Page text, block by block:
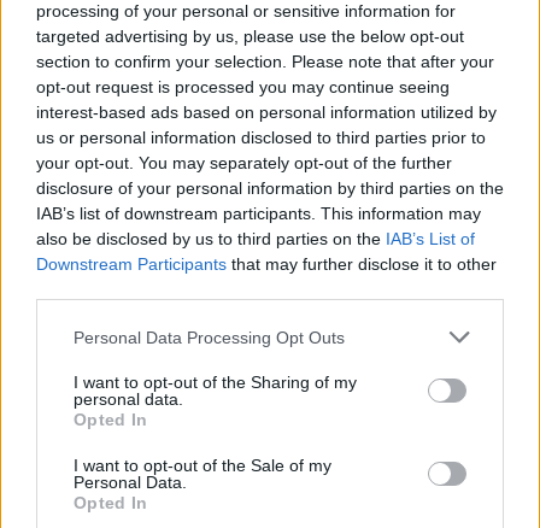
processing of your personal or sensitive information for
targeted advertising by us, please use the below opt-out
section to confirm your selection. Please note that after your
opt-out request is processed you may continue seeing
interest-based ads based on personal information utilized by
us or personal information disclosed to third parties prior to
your opt-out. You may separately opt-out of the further
disclosure of your personal information by third parties on the
IAB’s list of downstream participants. This information may
also be disclosed by us to third parties on the IAB’s List of
Downstream Participants that may further disclose it to other
Please note that this website/app uses one or more Google
not limited to your visit or usage behaviour. You may click to
grant or deny consent to Google and its third-party tags to
use your data for below specified purposes in below Google
consent section.
Personal Data Processing Opt Outs
I want to opt-out of the Sharing of my
personal data.
Opted In
I want to opt-out of the Sale of my
Personal Data.
Opted In
Apáti István szerint a kata az egyik az elmúlt
másfél évtized kevés sikertörténetéből,
fénykorában még több adóbevételt is termelt,
mint amennyivel számoltak vele a
költségvetésben, de 2022 augusztusában a
kormány jelentősen korlátozta az adónemet. A
Mi Hazánk azt javasolta, hogy minél hamarabb
inkább kibővített, javított formában.